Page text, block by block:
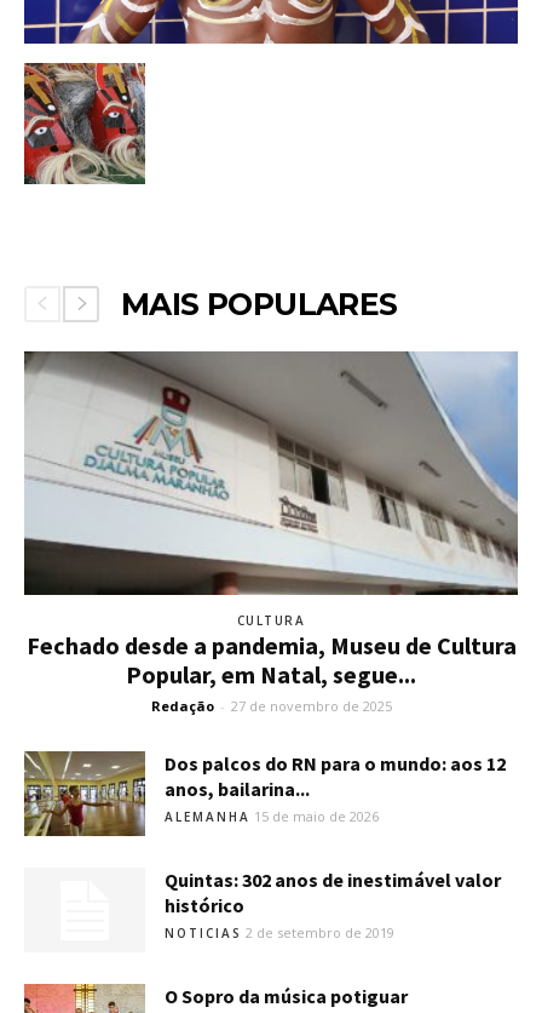
MAIS POPULARES
CULTURA
Fechado desde a pandemia, Museu de Cultura
Popular, em Natal, segue...
Redação - 27 de novembro de 2025
Dos palcos do RN para o mundo: aos 12
anos, bailarina...
ALEMANHA 15 de maio de 2026
Quintas: 302 anos de inestimável valor
histórico
NOTICIAS 2 de setembro de 2019
O Sopro da música potiguar